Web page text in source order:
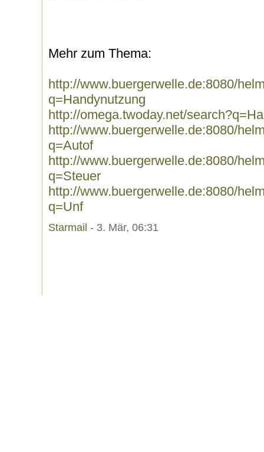
Mehr zum Thema:
http://www.buergerwelle.de:8080/
q=Handynutzung
http://omega.twoday.net/
http://www.buergerwelle.de:8080/
q=Autof
http://www.buergerwelle.de:8080/
q=Steuer
http://www.buergerwelle.de:8080/
q=Unf
Starmail - 3. Mär, 06:31